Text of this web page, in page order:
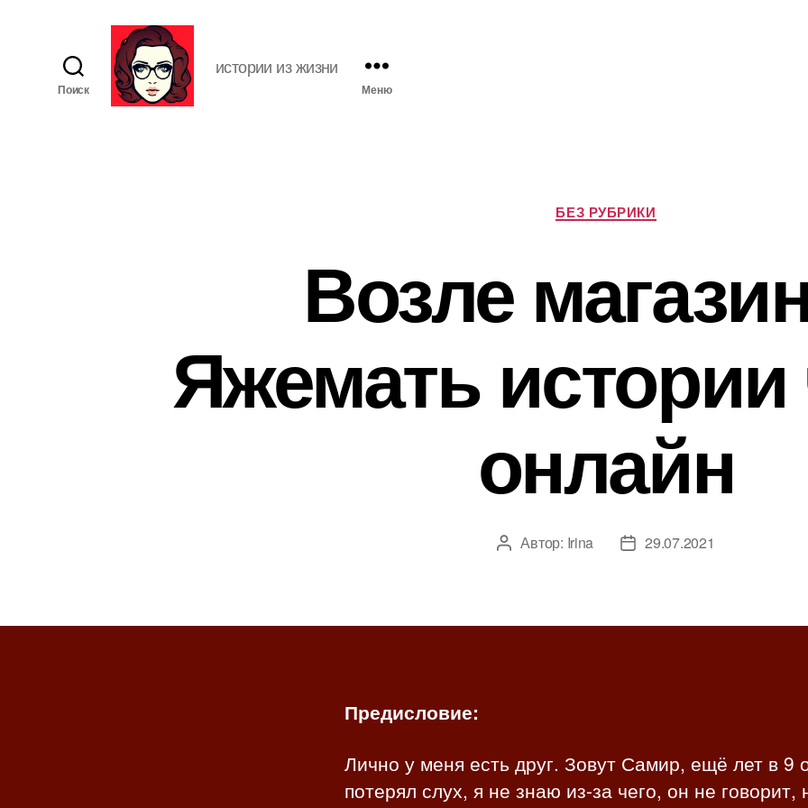
Поиск
истории из жизни
Меню
Р
у
и
к
и
БЕЗ РУБРИКИ
Возле
Яжемать истории
онлайн
А
р
и
Автор: Irina
Д
з
29.07.2021
Предисловие:
Лично у меня есть друг. Зовут Самир, ещё лет в 9
потерял слух, я не знаю из-за чего, он не говорит,